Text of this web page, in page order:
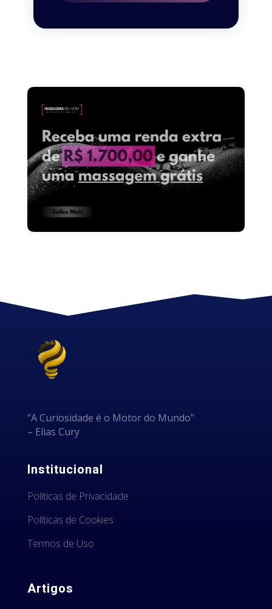
“A Curiosidade é o Motor do Mundo”
– Elias Cury
Institucional
Politicas de Privacidade
Políticas de Cookies
Termos de Uso
Artigos